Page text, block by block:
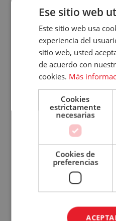
Accece
Tu
Cuenta
Email
Contraseña
¿Has olvidado tu contraseña?
mostaza o de curry.
uiso de Patatas
Es el típico estofado y
guiso con de lentejas y
carne. De hecho,
Ese sitio web
Este sitio web usa
experiencia del
sitio web, usted
de acuerdo con
cookies. Más
Cookies
estrictamente
necesarias
Cookies de
preferencias